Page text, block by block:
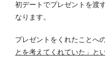
初デートでプレゼントを渡
なります。
プレゼントをくれたことへ
とを考えてくれていた」と